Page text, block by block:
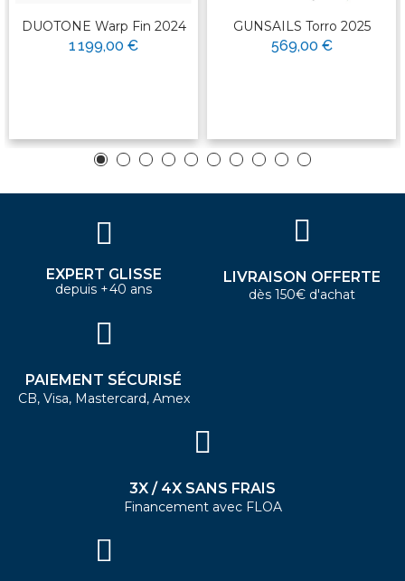
DUOTONE Warp Fin 2024
1 199,00 €
GUNSAILS Torro 2025
569,00 €
EXPERT GLISSE
depuis +40 ans
LIVRAISON OFFERTE
dès 150€ d'achat
PAIEMENT SÉCURISÉ
CB, Visa, Mastercard, Amex
3X / 4X SANS FRAIS
Financement avec FLOA